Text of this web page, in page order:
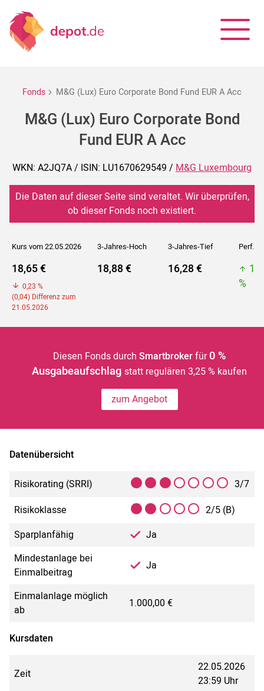
Fonds M&G (Lux) Euro Corporate Bond Fund EUR A Acc
M&G (Lux) Euro Corporate Bond
Fund EUR A Acc
WKN: A2JQ7A / ISIN: LU1670629549 / M&G Luxembourg
Die Daten auf dieser Seite sind veraltet. Wir überprüfen,
ob dieser Fonds noch existiert.
Kurs vom 22.05.2026 3-Jahres-Hoch 3-Jahres-Tief Perf. 5J
18,65 €
0,23 %
(0,04) Differenz zum
21.05.2026
18,88 € 16,28 €
%
Diesen Fonds durch Smartbrokerfür 0 %
Ausgabeaufschlagstatt regulären 3,25 % kaufen
zum Angebot
Datenübersicht
Risikorating (SRRI)
3/7
Risikoklasse
2/5 (B)
Sparplanfähig
Ja
Mindestanlage bei
Einmalbeitrag
Ja
Einmalanlage möglich
ab
1.000,00 €
Kursdaten
Zeit
22.05.2026
23:59 Uhr